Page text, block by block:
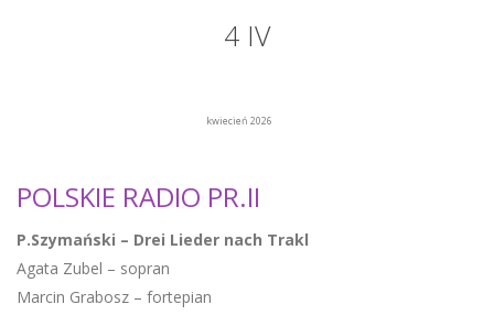
4 IV
kwiecień 2026
POLSKIE RADIO PR.II
P.Szymański – Drei Lieder nach Trakl
Agata Zubel – sopran
Marcin Grabosz – fortepian